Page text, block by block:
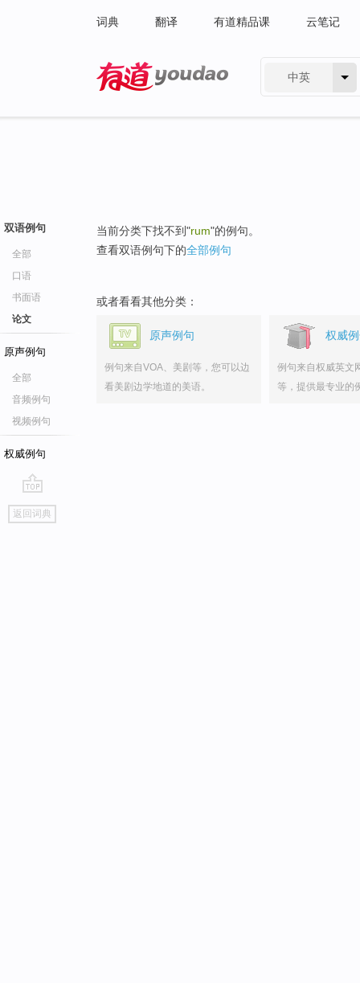
词典 翻译 有道精品课 云笔记
中英
双语例句
全部
口语
书面语
论文
原声例句
全部
音频例句
视频例句
权威例句
go
top
返回词典
当前分类下找不到"rum"的例句。
查看双语例句下的全部例句
或者看看其他分类：
原声例句
例句来自VOA、美剧等，您可以边
看美剧边学地道的美语。
权威
例句来自权威英文
等，提供最专业的